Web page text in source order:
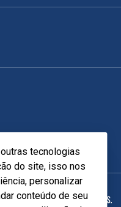
tecnologias
do site, isso nos
personalizar
conteúdo de seu